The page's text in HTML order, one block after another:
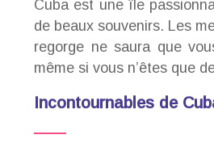
Cuba est une île
de beaux souvenirs. Les
regorge ne saura que
même si vous n’êtes que
Incontournables de